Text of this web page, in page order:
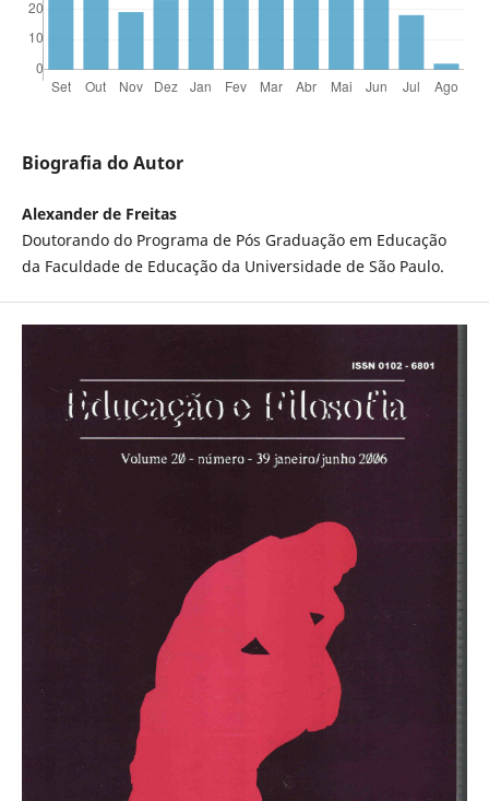
Biografia do Autor
Alexander de Freitas
Doutorando do Programa de Pós Graduação em Educação
da Faculdade de Educação da Universidade de São Paulo.